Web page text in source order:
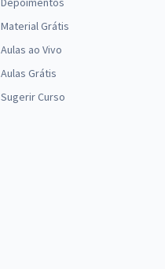
Material Grátis
Aulas ao Vivo
Aulas Grátis
Sugerir Curso